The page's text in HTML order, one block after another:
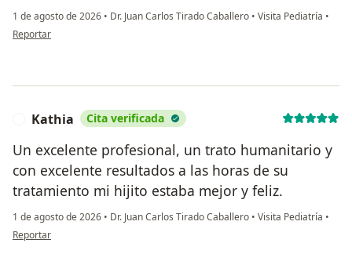
1 de agosto de 2026 • Dr. Juan Carlos Tirado Caballero • Visita Pediatría •
en opinión del usuario Vrr
Reportar
Kathia Cita verificada
Un excelente profesional, un trato humanitario y
con excelente resultados a las horas de su
tratamiento mi hijito estaba mejor y feliz.
1 de agosto de 2026 • Dr. Juan Carlos Tirado Caballero • Visita Pediatría •
en opinión del usuario Kathia
Reportar